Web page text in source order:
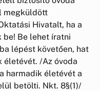
megküldött
Hivatalt, ha a
be! Be lehet íratni
lépést követően, hat
életévét. /Az óvoda
harmadik életévét a
betölti. Nkt. 8§(1)/